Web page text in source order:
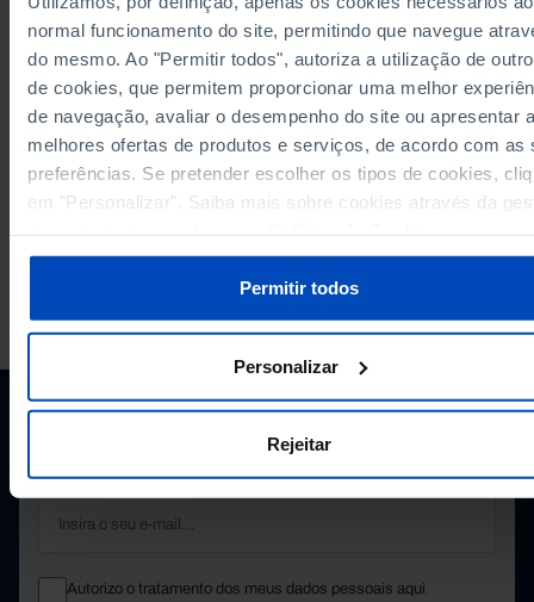
normal funcionamento do site, permitindo que navegue
do mesmo. Ao "Permitir todos", autoriza a utilização de
de cookies, que permitem proporcionar uma melhor
de navegação, avaliar o desempenho do site ou apresentar
melhores ofertas de produtos e serviços, de acordo com as
preferências. Se pretender escolher os tipos de cookies,
em "Personalizar". Saiba mais sobre cookies através da
Permitir todos
Personalizar
Rejeitar
RELACIONADOS
Emprego nas Administrações Públicas: total e por relação jurídica (2011-)
Portugal
Trabalhadores por conta de outrem: total e por tipo de contrato em
SANTOS.
SUBSCREVER A NEWSLETTER DA
E-MAIL
Autorizo o tratamento dos meus dados pessoais aqui